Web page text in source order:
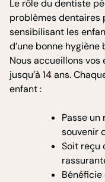
Le rôle du dentiste
problèmes dentaires
sensibilisant les
d’une bonne
Nous accueillons
jusqu’à 14 ans.
enfant :
Passe
souvenir
Soit reçu
Bénéficie